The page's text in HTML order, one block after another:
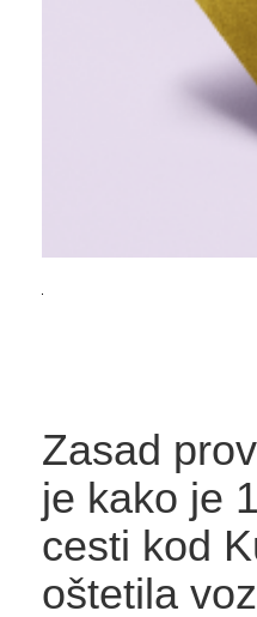
Zasad
je kako je
cesti kod
oštetila